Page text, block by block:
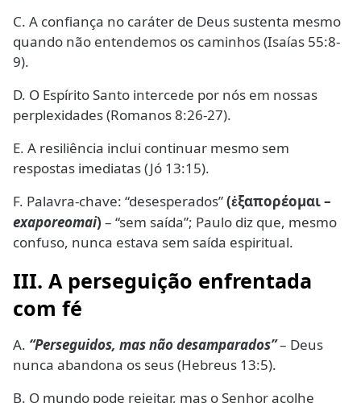
C. A confiança no caráter de Deus sustenta mesmo
quando não entendemos os caminhos (Isaías 55:8-
9).
D. O Espírito Santo intercede por nós em nossas
perplexidades (Romanos 8:26-27).
E. A resiliência inclui continuar mesmo sem
respostas imediatas (Jó 13:15).
F. Palavra-chave: “desesperados”(ἐξαπορέομαι –
exaporeomai) – “sem saída”; Paulo diz que, mesmo
confuso, nunca estava sem saída espiritual.
III. A perseguição enfrentada
com fé
A. “Perseguidos, mas não desamparados”– Deus
nunca abandona os seus (Hebreus 13:5).
B. O mundo pode rejeitar, mas o Senhor acolhe